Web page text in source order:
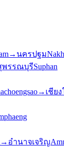
→ นครปฐม
พรรณบุรีSuphan
→ เชีย
→ อำนาจเจริญ